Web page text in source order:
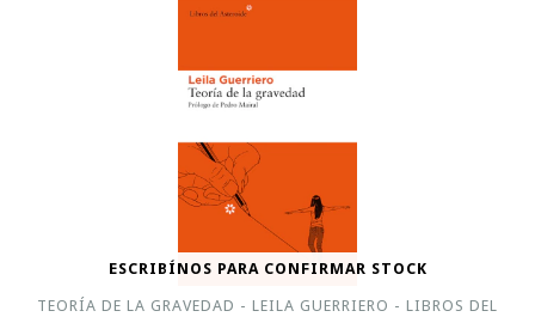
ESCRIBÍNOS PARA CONFIRMAR STOCK
TEORÍA DE LA GRAVEDAD - LEILA GUERRIERO - LIBROS DEL